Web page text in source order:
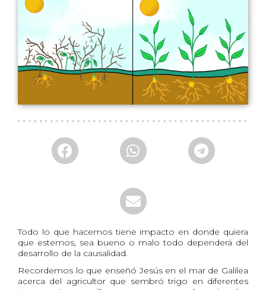
Todo lo que hacemos tiene impacto en donde quiera
que estemos, sea bueno o malo todo dependerá del
desarrollo de la causalidad.
Recordemos lo que enseñó Jesús en el mar de Galilea
acerca del agricultor que sembró trigo en diferentes